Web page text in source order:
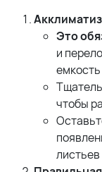
Это
и
чтобы